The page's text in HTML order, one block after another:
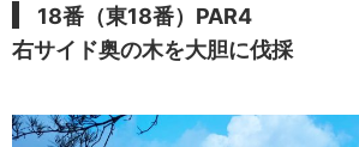
18番（東18番）PAR4
右サイド奥の木を大胆に伐採